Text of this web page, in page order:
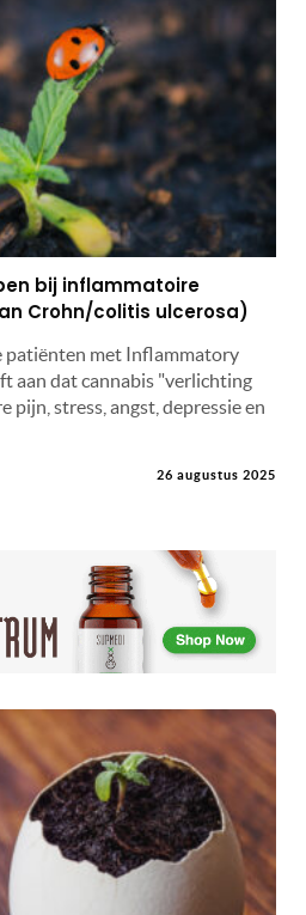
bij inflammatoire
Crohn/colitis ulcerosa)
patiënten met Inflammatory
aan dat cannabis "verlichting
pijn, stress, angst, depressie en
26 augustus 2025